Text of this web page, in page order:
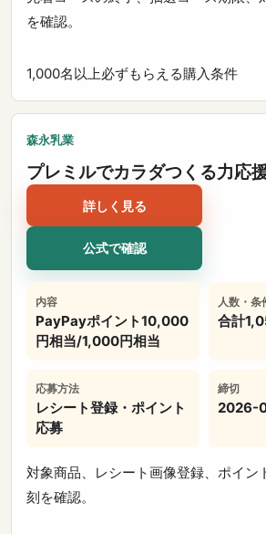
を確認。
1,000名以上必ずもらえる購入条件
森永乳業
プレミルでカラダつくる力応
詳しく見る
公式で確認
内容
PayPayポイント10,000
円相当/1,000円相当
人数・条
合計
応募方法
レシート登録・ポイント
応募
締切
2026-
対象商品、レシート画像登録、ポイン
刻を確認。